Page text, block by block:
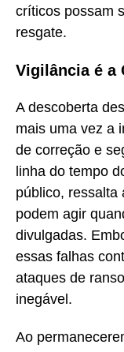
críticos possam
resgate.
Vigilância é a
A descoberta
mais uma vez a
de correção e
linha do tempo
público, ressalta
podem agir
divulgadas.
essas falhas
ataques de
inegável.
Ao